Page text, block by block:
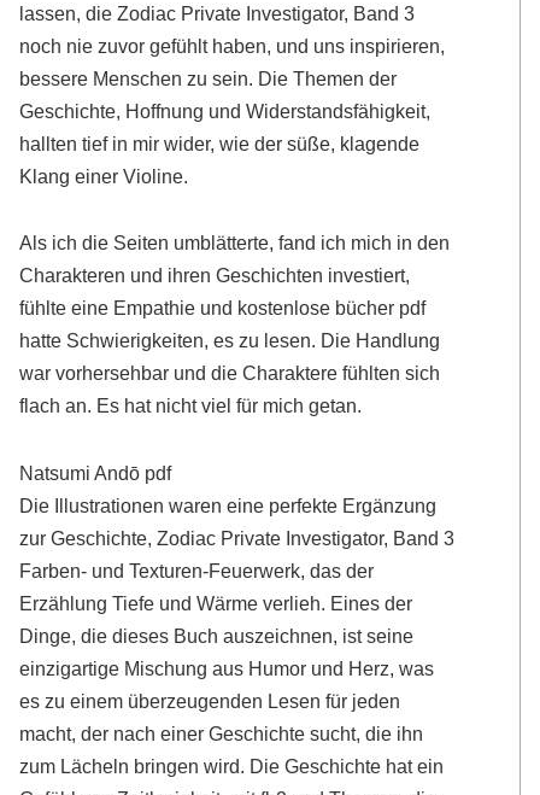
lassen, die Zodiac Private Investigator, Band 3
noch nie zuvor gefühlt haben, und uns inspirieren,
bessere Menschen zu sein. Die Themen der
Geschichte, Hoffnung und Widerstandsfähigkeit,
hallten tief in mir wider, wie der süße, klagende
Klang einer Violine.
Als ich die Seiten umblätterte, fand ich mich in den
Charakteren und ihren Geschichten investiert,
fühlte eine Empathie und kostenlose bücher pdf
hatte Schwierigkeiten, es zu lesen. Die Handlung
war vorhersehbar und die Charaktere fühlten sich
flach an. Es hat nicht viel für mich getan.
Natsumi Andō pdf
Die Illustrationen waren eine perfekte Ergänzung
zur Geschichte, Zodiac Private Investigator, Band 3
Farben- und Texturen-Feuerwerk, das der
Erzählung Tiefe und Wärme verlieh. Eines der
Dinge, die dieses Buch auszeichnen, ist seine
einzigartige Mischung aus Humor und Herz, was
es zu einem überzeugenden Lesen für jeden
macht, der nach einer Geschichte sucht, die ihn
zum Lächeln bringen wird. Die Geschichte hat ein